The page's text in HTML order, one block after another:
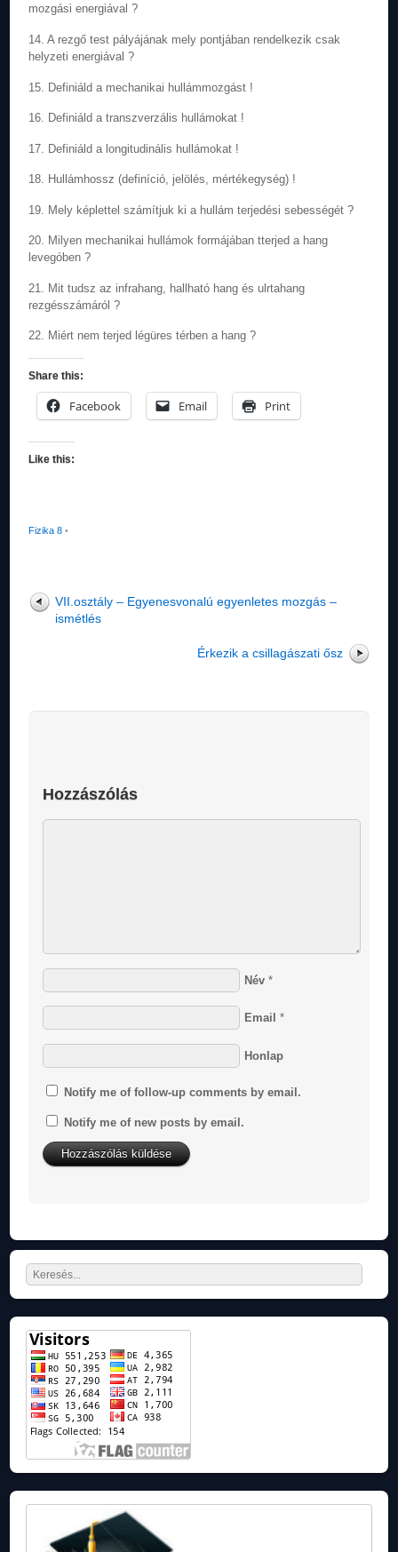
mozgási energiával ?
14. A rezgő test pályájának mely pontjában rendelkezik csak
helyzeti energiával ?
15. Definiáld a mechanikai hullámmozgást !
16. Definiáld a transzverzális hullámokat !
17. Definiáld a longitudinális hullámokat !
18. Hullámhossz (definíció, jelölés, mértékegység) !
19. Mely képlettel számítjuk ki a hullám terjedési sebességét ?
20. Milyen mechanikai hullámok formájában tterjed a hang
levegóben ?
21. Mit tudsz az infrahang, hallható hang és ulrtahang
rezgésszámáról ?
22. Miért nem terjed légüres térben a hang ?
Share this:
Facebook Email Print
Like this:
Fizika 8 •
VII.osztály – Egyenesvonalú egyenletes mozgás –
ismétlés
Érkezik a csillagászati ősz
Hozzászólás
Név *
Email *
Honlap
Notify me of follow-up comments by email.
Notify me of new posts by email.